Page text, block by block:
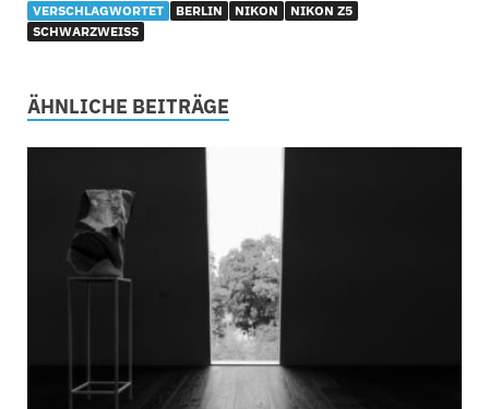
VERSCHLAGWORTET BERLIN NIKON
NIKON Z5
SCHWARZWEISS
ÄHNLICHE BEITRÄGE